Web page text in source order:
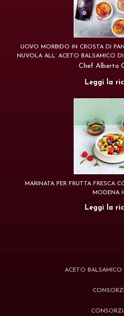
UOVO MORBIDO IN CROSTA DI
NUVOLA ALL’ ACETO BALSAMICO
Chef Alberto
Leggi la
MARINATA PER FRUTTA FRESCA
MODENA
Leggi la
ACETO